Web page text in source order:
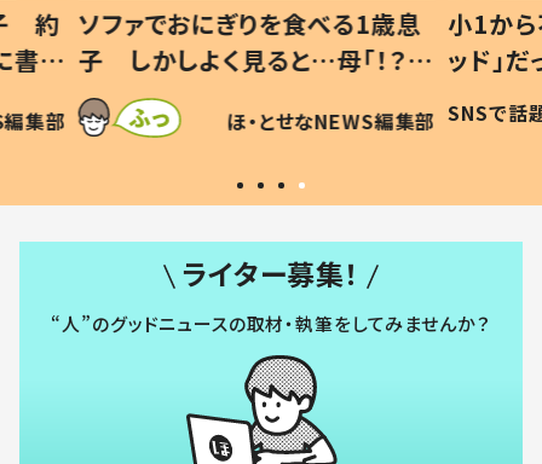
歳息
？」
編集部
小1から不登校、息子は「ギフテ
ッド」だった 父が“ウチ給食”を
作り続ける理由とは #令和の親
#令和の子
SNSで話題 ほ・とせなNEWS編集部
ひ孫
が、抱
「涙
い」
ライター募集！
“人”のグッドニュースの取材・執筆をしてみませんか？